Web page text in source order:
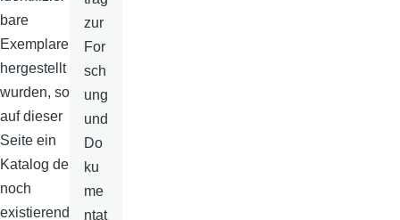
bare
Exemplare
hergestellt
wurden, soll
auf dieser
Seite ein
Katalog der
noch
existierende
zur
For
sch
ung
und
Do
ku
me
ntat